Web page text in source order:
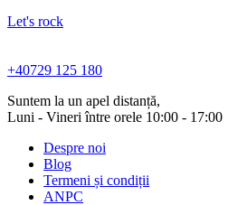
Let's rock
+40729 125 180
Suntem la un apel distanță,
Luni - Vineri între orele 10:00 - 17:00
Despre noi
Blog
Termeni și condiții
ANPC